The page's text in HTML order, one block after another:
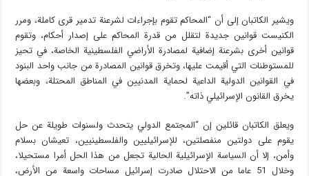
ويشير الكاتبان إلى أن “المحاكم تقوم بإجراءات لشرعنة تدمير قرى كاملة، ومرر
الكنيست قوانين جديدة لتقلل من قدرة المحاكم على إصدار أحكام، وتقوم
قوانين أخرى بشرعنة إضافية لمصادرة الأراضي الفلسطينية الخاصة، في تحيز
للمستوطنات التي أقيمت عليها، وتخرق قوانين المصادرة من جانب واحد البنود
في القوانين الدولية الداعية لحماية المدنيين في المناطق المحتلة، وبعضها
يخرق القانون الإسرائيلي ذاته”.
ويعلق الكاتبان قائلين إن “المجتمع الدولي يتحدث ولسنوات طويلة عن حل
يقوم على دولتين منفصلتين، للإسرائيليين والفلسطينيين، تعيشان بسلام
وأمن، إلا أن السياسة الإسرائيلية الحالية تجعل من هذا الحل أمرا مستحيلا،
وخلال 51 عاما من الاحتلال صادرت إسرائيل مساحات واسعة من الأرض،